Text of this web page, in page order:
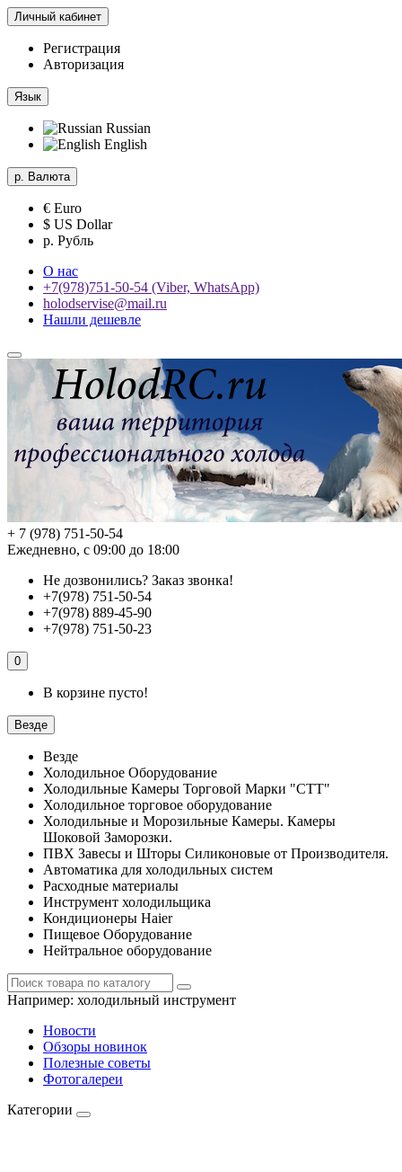
Личный кабинет
Регистрация
Авторизация
Язык
Russian
English
р. Валюта
€ Euro
$ US Dollar
р. Рубль
О нас
+7(978)751-50-54 (Viber, WhatsApp)
holodservise@mail.ru
Нашли дешевле
+ 7 (978) 751-50-54
Ежедневно, с 09:00 до 18:00
Не дозвонились? Заказ звонка!
+7(978) 751-50-54
+7(978) 889-45-90
+7(978) 751-50-23
0
В корзине пусто!
Везде
Везде
Холодильное Оборудование
Холодильные Камеры Торговой Марки "СТТ"
Холодильное торговое оборудование
Холодильные и Морозильные Камеры. Камеры
Шоковой Заморозки.
ПВХ Завесы и Шторы Силиконовые от Производителя.
Автоматика для холодильных систем
Расходные материалы
Инструмент холодильщика
Кондиционеры Haier
Пищевое Оборудование
Нейтральное оборудование
Например: холодильный инструмент
Новости
Обзоры новинок
Полезные советы
Фотогалереи
Категории